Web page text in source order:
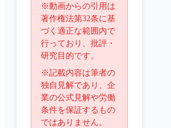
※動画からの引用は
著作権法第32条に基
づく適正な範囲内で
行っており、批評・
研究目的です。
※記載内容は筆者の
独自見解であり、企
業の公式見解や労働
条件を保証するもの
ではありません。